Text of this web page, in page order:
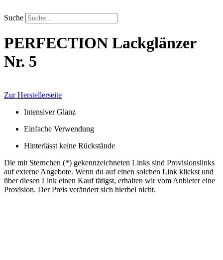
Inhalt
springen
Suche
PERFECTION Lackglänzer
Nr. 5
Zur Herstellerseite
Intensiver Glanz
Einfache Verwendung
Hinterlässt keine Rückstände
Die mit Sternchen (*) gekennzeichneten Links sind Provisionslinks
auf externe Angebote. Wenn du auf einen solchen Link klickst und
über diesen Link einen Kauf tätigst, erhalten wir vom Anbieter eine
Provision. Der Preis verändert sich hierbei nicht.